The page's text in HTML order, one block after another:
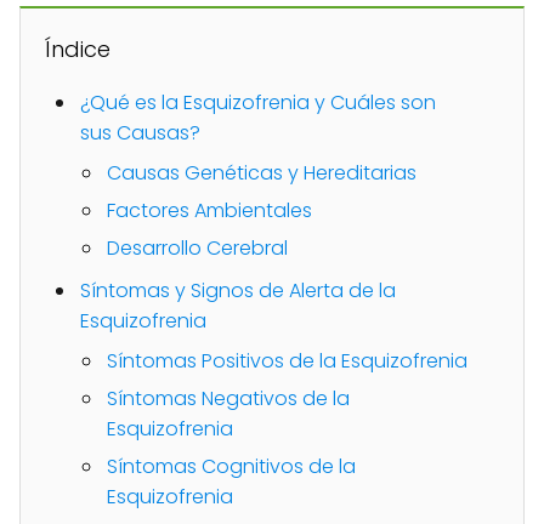
Índice
¿Qué es la Esquizofrenia y Cuáles son
sus Causas?
Causas Genéticas y Hereditarias
Factores Ambientales
Desarrollo Cerebral
Síntomas y Signos de Alerta de la
Esquizofrenia
Síntomas Positivos de la Esquizofrenia
Síntomas Negativos de la
Esquizofrenia
Síntomas Cognitivos de la
Esquizofrenia